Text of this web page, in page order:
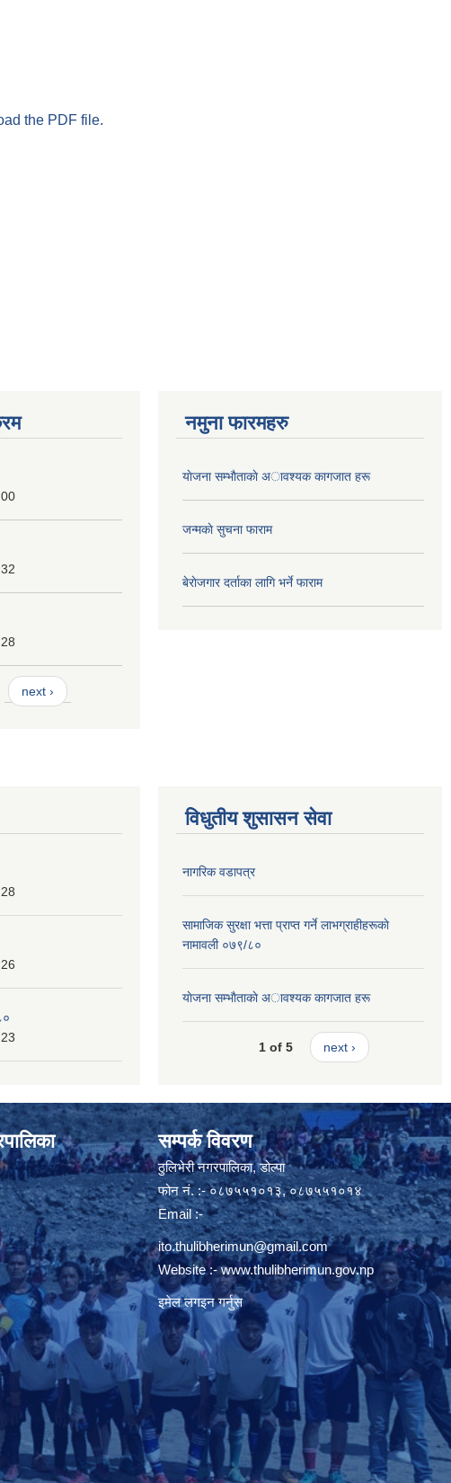
the PDF file.
next ›
नमुना फारमहरु
याेजना सम्भाैताकाे अावश्यक कागजात हरू
जन्मकाे सुचना फाराम
बेराेजगार दर्ताका लागि भर्ने फाराम
विधुतीय शुसासन सेवा
नागरिक वडापत्र
सामाजिक सुरक्षा भत्ता प्राप्त गर्ने लाभग्राहीहरूकाे
नामावली ०७९/८०
याेजना सम्भाैताकाे अावश्यक कागजात हरू
1 of 5 next ›
सम्पर्क विवरण
ठुलिभेरी नगरपालिका, डोल्पा
फोन नं. :- ०८७५५१०१३, ०८७५५१०१४
Email :-
ito.thulibherimun@gmail.com
Website :-www.thulibherimun.gov.np
इमेल लगइन गर्नुस